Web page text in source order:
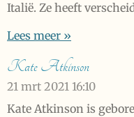
Italië. Ze heeft
Lees meer »
Kate Atkinson
21 mrt 2021 16:10
Kate Atkinson is